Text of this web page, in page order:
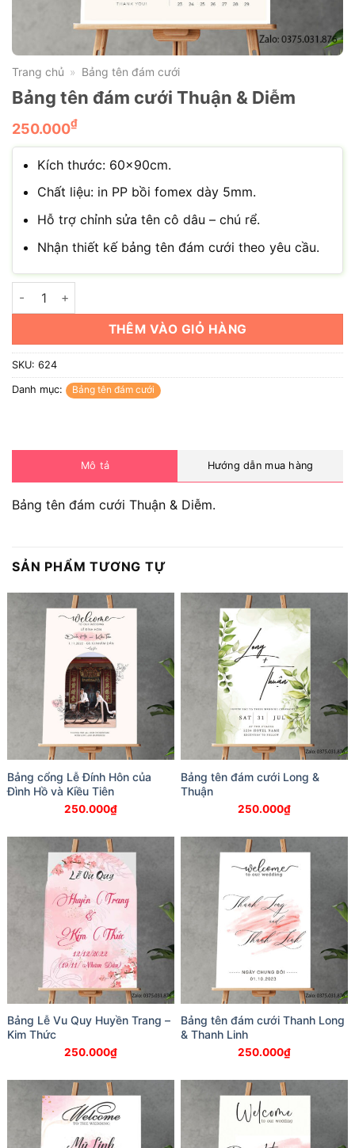
Trang chủ » Bảng tên đám cưới
Bảng tên đám cưới Thuận & Diễm
250.000₫
Kích thước: 60×90cm.
Chất liệu: in PP bồi fomex dày 5mm.
Hỗ trợ chỉnh sửa tên cô dâu – chú rể.
Nhận thiết kế bảng tên đám cưới theo yêu cầu.
Bảng tên đám cưới Thuận & Diễm số lượng
THÊM VÀO GIỎ HÀNG
SKU: 624
Danh mục: Bảng tên đám cưới
Mô tả Hướng dẫn mua hàng
Bảng tên đám cưới Thuận & Diễm.
SẢN PHẨM TƯƠNG TỰ
Bảng cổng Lễ Đính Hôn của
Đình Hồ và Kiều Tiên
250.000₫
Bảng tên đám cưới Long &
Thuận
250.000₫
Bảng Lễ Vu Quy Huyền Trang –
Kim Thức
250.000₫
Bảng tên đám cưới Thanh Long
& Thanh Linh
250.000₫